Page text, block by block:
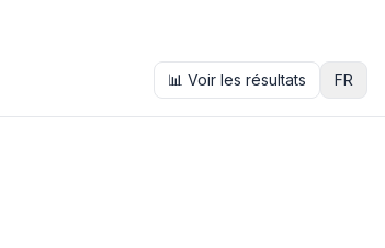
📊 Voir les résultats FR